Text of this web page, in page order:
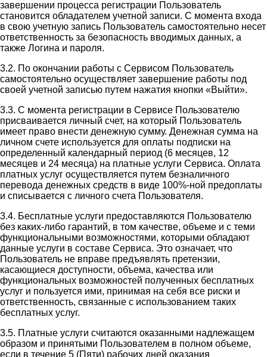
завершении процесса регистрации Пользователь
становится обладателем учетной записи. С момента входа
в свою учетную запись Пользователь самостоятельно несет
ответственность за безопасность вводимых данных, а
также Логина и пароля.
3.2. По окончании работы с Сервисом Пользователь
самостоятельно осуществляет завершение работы под
своей учетной записью путем нажатия кнопки «Выйти».
3.3. С момента регистрации в Сервисе Пользователю
присваивается личный счет, на который Пользователь
имеет право внести денежную сумму. Денежная сумма на
личном счете используется для оплаты подписки на
определенный календарный период (6 месяцев, 12
месяцев и 24 месяца) на платные услуги Сервиса. Оплата
платных услуг осуществляется путем безналичного
перевода денежных средств в виде 100%-ной предоплаты
и списывается с личного счета Пользователя.
3.4. Бесплатные услуги предоставляются Пользователю
без каких-либо гарантий, в том качестве, объеме и с теми
функциональными возможностями, которыми обладают
данные услуги в составе Сервиса. Это означает, что
Пользователь не вправе предъявлять претензии,
касающиеся доступности, объема, качества или
функциональных возможностей полученных бесплатных
услуг и пользуется ими, принимая на себя все риски и
ответственность, связанные с использованием таких
бесплатных услуг.
3.5. Платные услуги считаются оказанными надлежащем
образом и принятыми Пользователем в полном объеме,
если в течение 5 (Пяти) рабочих дней оказания